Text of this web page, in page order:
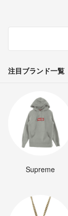
注目ブランド一覧
Supreme